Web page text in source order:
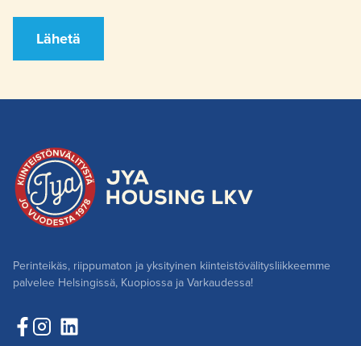
Lähetä
Perinteikäs, riippumaton ja yksityinen kiinteistövälitysliikkeemme
palvelee Helsingissä, Kuopiossa ja Varkaudessa!